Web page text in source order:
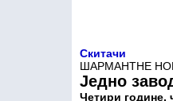
Скитачи
ШАРМАНТНЕ
Једно
Четири године,